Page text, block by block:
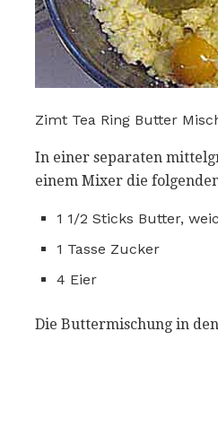
Zimt Tea Ring Butter
In einer separaten
einem Mixer die
1 1/2 Sticks Butter,
1 Tasse Zucker
4 Eier
Die Buttermischung in